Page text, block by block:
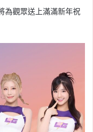
為觀眾送上滿滿新年祝